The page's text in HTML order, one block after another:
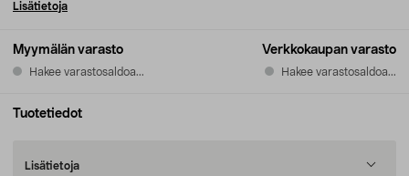
Myymälän varasto
Hakee varastosaldoa...
Verkkokaupan varasto
Hakee varastosaldoa...
Lisätietoja
Tuotetiedot
Lisätietoja